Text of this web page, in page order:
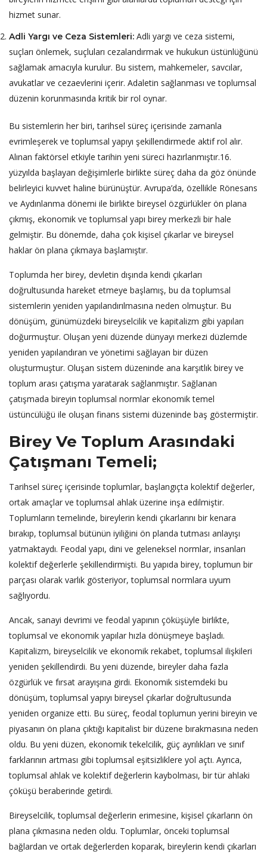
hizmet sunar.
Adli Yargı ve Ceza Sistemleri: Adli yargı ve ceza sistemi,
suçları önlemek, suçluları cezalandırmak ve hukukun üstünlüğünü
sağlamak amacıyla kurulur. Bu sistem, mahkemeler, savcılar,
avukatlar ve cezaevlerini içerir. Adaletin sağlanması ve toplumsal
düzenin korunmasında kritik bir rol oynar.
Bu sistemlerin her biri, tarihsel süreç içerisinde zamanla
evrimleşerek ve toplumsal yapıyı şekillendirmede aktif rol alır.
Alınan faktörsel etkiyle tarihin yeni süreci hazırlanmıştır.16.
yüzyılda başlayan değişimlerle birlikte süreç daha da göz önünde
belirleyici kuvvet haline bürünüştür. Avrupa’da, özellikle Rönesans
ve Aydınlanma dönemi ile birlikte bireysel özgürlükler ön plana
çıkmış, ekonomik ve toplumsal yapı birey merkezli bir hale
gelmiştir. Bu dönemde, daha çok kişisel çıkarlar ve bireysel
haklar ön plana çıkmaya başlamıştır.
Toplumda her birey, devletin dışında kendi çıkarları
doğrultusunda hareket etmeye başlamış, bu da toplumsal
sistemlerin yeniden yapılandırılmasına neden olmuştur. Bu
dönüşüm, günümüzdeki bireyselcilik ve kapitalizm gibi yapıları
doğurmuştur. Oluşan yeni düzende dünyayı merkezi düzlemde
yeniden yapılandıran ve yönetimi sağlayan bir düzen
oluşturmuştur. Oluşan sistem düzeninde ana karşıtlık birey ve
toplum arası çatışma yaratarak sağlanmıştır. Sağlanan
çatışmada bireyin toplumsal normlar ekonomik temel
üstüncülüğü ile oluşan finans sistemi düzeninde baş göstermiştir.
Birey Ve Toplum Arasındaki
Çatışmanı Temeli;
Tarihsel süreç içerisinde toplumlar, başlangıçta kolektif değerler,
ortak amaçlar ve toplumsal ahlak üzerine inşa edilmiştir.
Toplumların temelinde, bireylerin kendi çıkarlarını bir kenara
bırakıp, toplumsal bütünün iyiliğini ön planda tutması anlayışı
yatmaktaydı. Feodal yapı, dini ve geleneksel normlar, insanları
kolektif değerlerle şekillendirmişti. Bu yapıda birey, toplumun bir
parçası olarak varlık gösteriyor, toplumsal normlara uyum
sağlıyordu.
Ancak, sanayi devrimi ve feodal yapının çöküşüyle birlikte,
toplumsal ve ekonomik yapılar hızla dönüşmeye başladı.
Kapitalizm, bireyselcilik ve ekonomik rekabet, toplumsal ilişkileri
yeniden şekillendirdi. Bu yeni düzende, bireyler daha fazla
özgürlük ve fırsat arayışına girdi. Ekonomik sistemdeki bu
dönüşüm, toplumsal yapıyı bireysel çıkarlar doğrultusunda
yeniden organize etti. Bu süreç, feodal toplumun yerini bireyin ve
piyasanın ön plana çıktığı kapitalist bir düzene bırakmasına neden
oldu. Bu yeni düzen, ekonomik tekelcilik, güç ayrılıkları ve sınıf
farklarının artması gibi toplumsal eşitsizliklere yol açtı. Ayrıca,
toplumsal ahlak ve kolektif değerlerin kaybolması, bir tür ahlaki
çöküşü beraberinde getirdi.
Bireyselcilik, toplumsal değerlerin erimesine, kişisel çıkarların ön
plana çıkmasına neden oldu. Toplumlar, önceki toplumsal
bağlardan ve ortak değerlerden koparak, bireylerin kendi çıkarları